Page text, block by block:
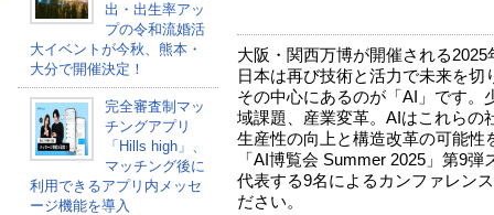
出・出生率アッ
プの令和流婚活
大イベントが今秋、熊本・
大分で開催決定！
完全審査制マッ
チングアプリ
「Hills high」、
マッチング後に
利用できるアプリ内メッセ
ージ機能を導入
大阪・関西万博が開催される
日本は再び技術と活力で未来を切
その中心にあるのが「AI」です。
域課題、産業変革。AIはこれらの
生産性の向上と構造改革の可能性
「AI博覧会 Summer 2025」第9
代表する9名によるカンファレン
ださい。